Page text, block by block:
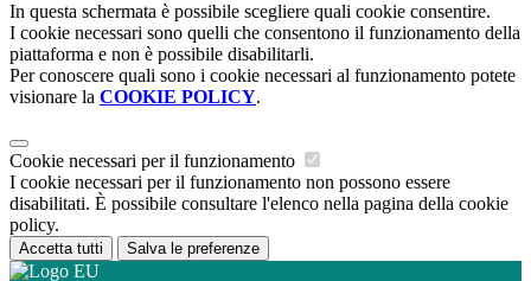
In questa schermata è possibile scegliere quali cookie consentire.
I cookie necessari sono quelli che consentono il funzionamento della
piattaforma e non è possibile disabilitarli.
Per conoscere quali sono i cookie necessari al funzionamento potete
visionare la COOKIE POLICY.
Cookie necessari per il funzionamento
I cookie necessari per il funzionamento non possono essere
disabilitati. È possibile consultare l'elenco nella pagina della cookie
policy.
Accetta tutti Salva le preferenze